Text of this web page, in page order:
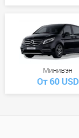
Минивэн
От 60 USD